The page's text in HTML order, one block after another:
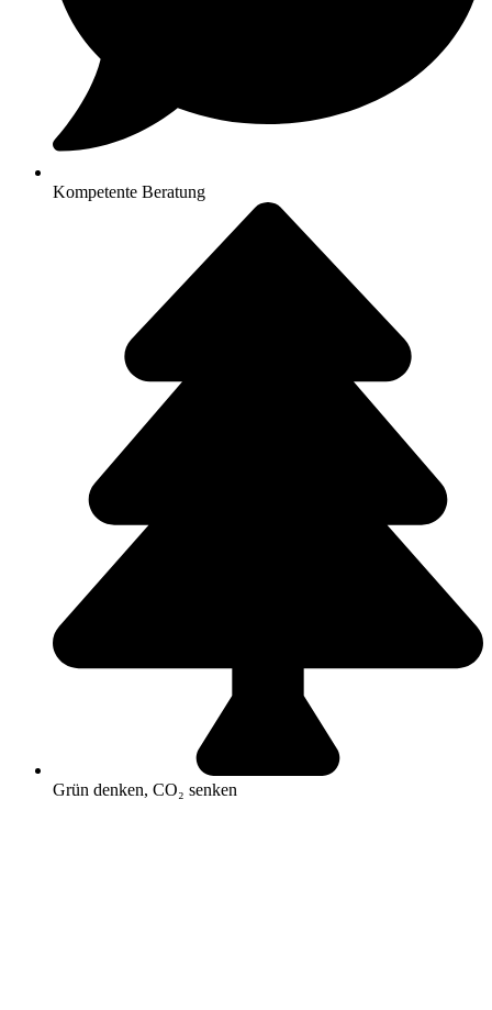
Kompetente Beratung
Grün denken, CO₂ senken